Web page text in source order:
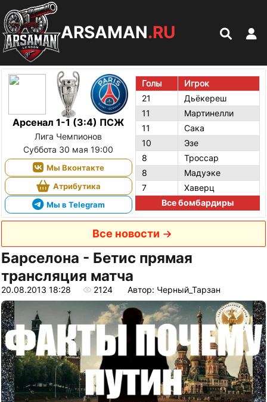
ARSAMAN.RU
Арсенал 1-1 (3:4) ПСЖ
Лига Чемпионов
Суббота 30 мая 19:00
Мы Вконтакте
Атрибутика
Мы в Telegram
Голы
Игрок
21
Дьёкереш
11
Мартинелли
11
Сака
10
Эзе
8
Троссар
8
Мадуэке
7
Хаверц
Все бомбардиры
Все новости
Барселона - Бетис прямая
трансляция матча
20.08.2013 18:28 2124 Автор: Черный_Тарзан